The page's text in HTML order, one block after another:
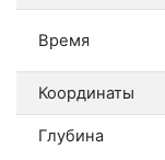
Время
Координаты
Глубина